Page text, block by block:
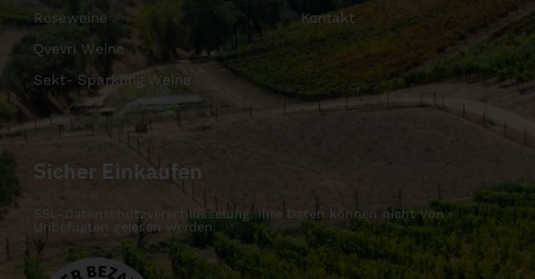
Roseweine
Qvevri Weine
Sekt- Sparkling Weine
Kontakt
Sicher Einkaufen
SSL-Datenschutzverschlüsselung: Ihre Daten können nicht von
Unbefugten gelesen werden.